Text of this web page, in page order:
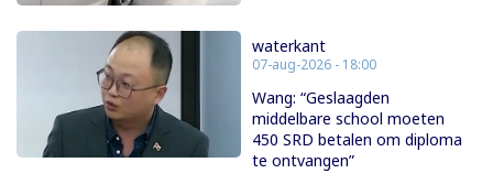
waterkant
07-aug-2026 - 18:00
Wang: “Geslaagden
middelbare school moeten
450 SRD betalen om diploma
te ontvangen”